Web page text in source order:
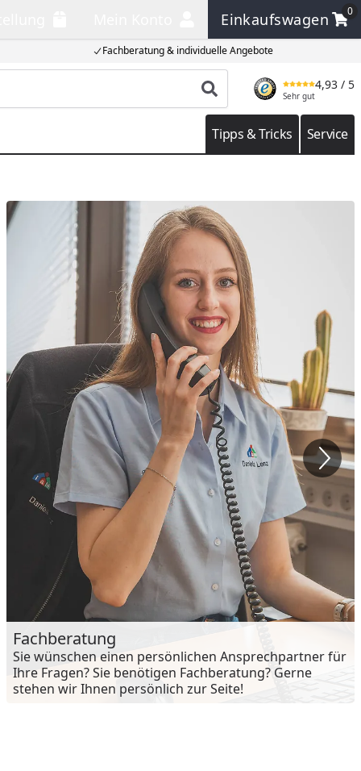
Fachberatung & individuelle Angebote
Einkaufswagen
0
Einkaufswagen
Produkt suchen
4,93 / 5
Sehr gut
Tipps & Tricks Service
Fachberatung
Sie wünschen einen persönlichen Ansprechpartner für
Ihre Fragen? Sie benötigen Fachberatung? Gerne
stehen wir Ihnen persönlich zur Seite!